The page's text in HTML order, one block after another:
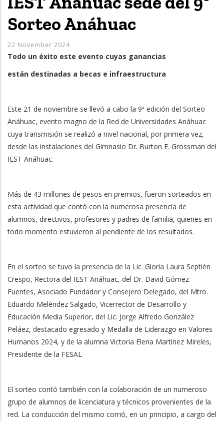
Sorteo Anáhuac
22 November 2024
Todo un éxito este evento cuyas ganancias
están destinadas a becas e infraestructura
Este 21 de noviembre se llevó a cabo la 9ª edición del Sorteo
Anáhuac, evento magno de la Red de Universidades Anáhuac
cuya transmisión se realizó a nivel nacional, por primera vez,
desde las instalaciones del Gimnasio Dr. Burton E. Grossman del
IEST Anáhuac.
Más de 43 millones de pesos en premios, fueron sorteados en
esta actividad que contó con la numerosa presencia de
alumnos, directivos, profesores y padres de familia, quienes en
todo momento estuvieron al pendiente de los resultados.
En el sorteo se tuvo la presencia de la Lic. Gloria Laura Septién
Crespo, Rectora del IEST Anáhuac, del Dr. David Gómez
Fuentes, Asociado Fundador y Consejero Delegado, del Mtro.
Eduardo Meléndez Salgado, Vicerrector de Desarrollo y
Educación Media Superior, del Lic. Jorge Alfredo González
Peláez, destacado egresado y Medalla de Liderazgo en Valores
Humanos 2024, y de la alumna Victoria Elena Martínez Mireles,
Presidente de la FESAL
El sorteo contó también con la colaboración de un numeroso
grupo de alumnos de licenciatura y técnicos provenientes de la
red. La conducción del mismo corrió, en un principio, a cargo del